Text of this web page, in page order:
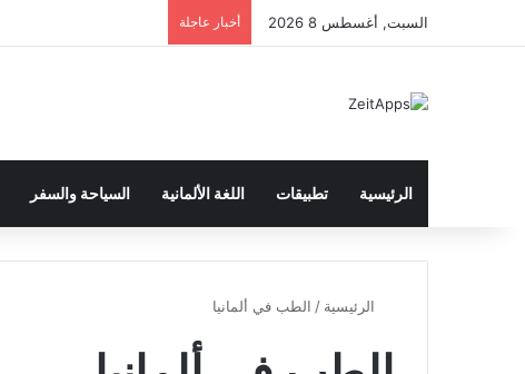
السبت, أغسطس 8 2026 أخبار عاجلة
الرئيسية تطبيقات اللغة الألمانية السياحة والسفر
الرئيسية / الطب في ألمانيا